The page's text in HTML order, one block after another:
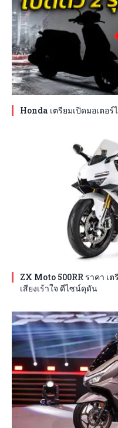
Honda เตรียมเปิดมอเตอ
ZX Moto 500RR ราคา เ
เสียงเร้าใจ ดีไซน์ดุดัน